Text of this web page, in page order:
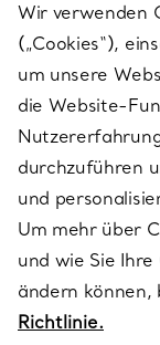
SERVICES
ÜBER TIFFANY &
RECHTLICHE
FOLGEN SIE UNS
Wir verwenden
(„Cookies“),
um unsere
die Website-
durchzuführen
und
Um mehr über
und wie Sie
ändern können,
Richtlinie.